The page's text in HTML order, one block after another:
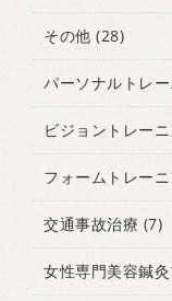
その他 (28)
パーソナルトレ
ビジョントレー
フォームトレー
交通事故治療 (7)
女性専門美容鍼